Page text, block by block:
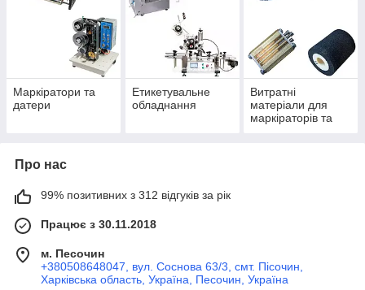
Маркіратори та
датери
Етикетувальне
обладнання
Витратні
матеріали для
маркіраторів та
Про нас
99% позитивних з 312 відгуків за рік
Працює з 30.11.2018
м. Песочин
+380508648047, вул. Соснова 63/3, смт. Пісочин,
Харківська область, Україна, Песочин, Україна